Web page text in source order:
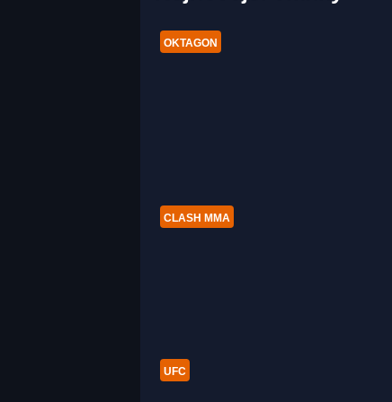
OKTAGON
CLASH MMA
UFC